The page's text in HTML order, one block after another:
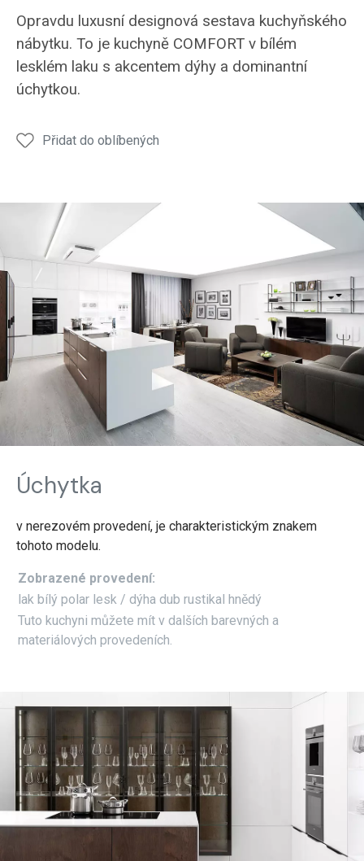
kuchyně
COMFORT
kuchyně
COMFORT
kuchyně
COMFORT
kuchyně
COMFORT
jídelní
stůl
Opravdu luxusní designová sestava kuchyňského
nábytku. To je kuchyně COMFORT v bílém
lesklém laku s akcentem dýhy a dominantní
úchytkou.
Přidat do oblíbených
Úchytka
v nerezovém provedení, je charakteristickým znakem
tohoto modelu.
Zobrazené provedení:
lak bílý polar lesk / dýha dub rustikal hnědý
Tuto kuchyni můžete mít v dalších barevných a
materiálových provedeních.